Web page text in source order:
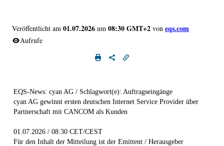
Veröffentlicht am 01.07.2026 um 08:30 GMT+2 von eqs.com
Aufrufe
EQS-News: cyan AG / Schlagwort(e): Auftragseingänge
cyan AG gewinnt ersten deutschen Internet Service Provider über
Partnerschaft mit CANCOM als Kunden
01.07.2026 / 08:30 CET/CEST
Für den Inhalt der Mitteilung ist der Emittent / Herausgeber